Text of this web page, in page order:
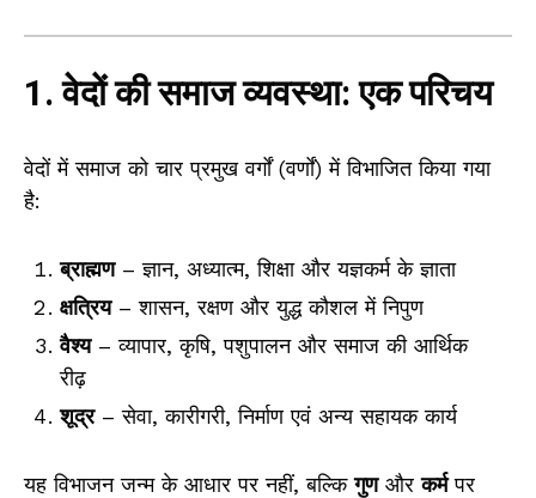
1. वेदों की समाज व्यवस्था: एक परिचय
वेदों में समाज को चार प्रमुख वर्गों (वर्णों) में विभाजित किया गया
है:
ब्राह्मण– ज्ञान, अध्यात्म, शिक्षा और यज्ञकर्म के ज्ञाता
क्षत्रिय– शासन, रक्षण और युद्ध कौशल में निपुण
वैश्य– व्यापार, कृषि, पशुपालन और समाज की आर्थिक
रीढ़
शूद्र– सेवा, कारीगरी, निर्माण एवं अन्य सहायक कार्य
यह विभाजन जन्म के आधार पर नहीं, बल्किगुणऔरकर्मपर